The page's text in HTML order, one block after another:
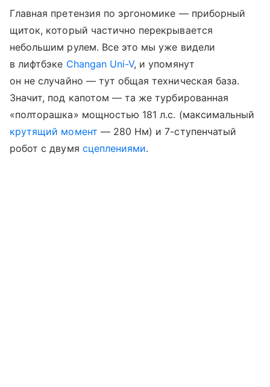
Главная претензия по эргономике — приборный
щиток, который частично перекрывается
небольшим рулем. Все это мы уже видели
в лифтбэке Changan Uni-V, и упомянут
он не случайно — тут общая техническая база.
Значит, под капотом — та же турбированная
«полторашка» мощностью 181 л.с. (максимальный
крутящий момент — 280 Нм) и 7-ступенчатый
робот с двумя сцеплениями.